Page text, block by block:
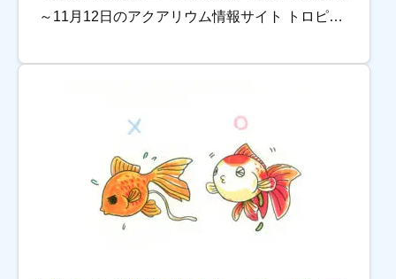
～11月12日のアクアリウム情報サイト トロピカ
熱帯魚を安心して購入する […]